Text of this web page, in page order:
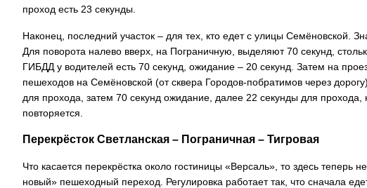
проход есть 23 секунды.
Наконец, последний участок – для тех, кто едет с улицы Семёновской.
Для поворота налево вверх, на Пограничную, выделяют 70 секунд,
ГИБДД у водителей есть 70 секунд, ожидание – 20 секунд. Затем на
пешеходов на Семёновской (от сквера Городов-побратимов через
для прохода, затем 70 секунд ожидание, далее 22 секунды для
повторяется.
Перекрёсток Светланская – Пограничная – Тигровая
Что касается перекрёстка около гостиницы «Версаль», то здесь теперь
новый» пешеходный переход. Регулировка работает так, что сначала